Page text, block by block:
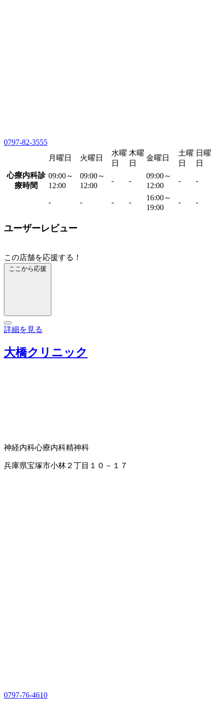
0797-82-3555
月曜日
火曜日
水曜
日
木曜
日
金曜日
土曜
日
日曜
日
心療内科診
療時間
09:00～
12:00
09:00～
12:00
- -
09:00～
12:00
- -
- - - -
16:00～
19:00
- -
ユーザーレビュー
この店舗を応援する！
ここから応援
詳細を見る
大橋クリニック
神経内科心療内科精神科
兵庫県宝塚市小林２丁目１０－１７
0797-76-4610